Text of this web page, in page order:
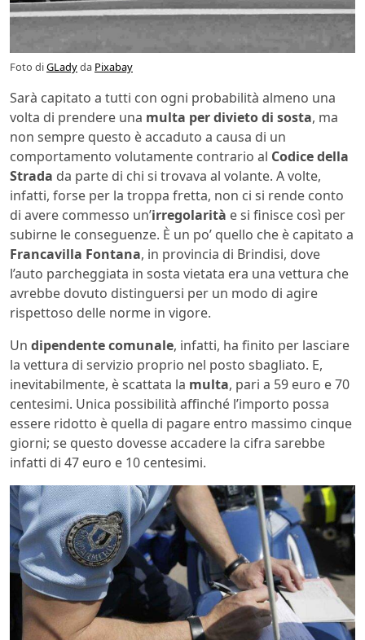
Foto diGLadyda Pixabay
Sarà capitato a tutti con ogni probabilità almeno una
volta di prendere una multa per divieto di sosta, ma
non sempre questo è accaduto a causa di un
comportamento volutamente contrario al Codice della
Strada da parte di chi si trovava al volante. A volte,
infatti, forse per la troppa fretta, non ci si rende conto
di avere commesso un’irregolarità e si finisce così per
subirne le conseguenze. È un po’ quello che è capitato a
Francavilla Fontana, in provincia di Brindisi, dove
l’auto parcheggiata in sosta vietata era una vettura che
avrebbe dovuto distinguersi per un modo di agire
rispettoso delle norme in vigore.
Un dipendente comunale, infatti, ha finito per lasciare
la vettura di servizio proprio nel posto sbagliato. E,
inevitabilmente, è scattata la multa, pari a 59 euro e 70
centesimi. Unica possibilità affinché l’importo possa
essere ridotto è quella di pagare entro massimo cinque
giorni; se questo dovesse accadere la cifra sarebbe
infatti di 47 euro e 10 centesimi.